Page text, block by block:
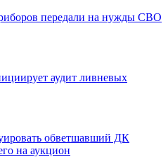
передали на нужды СВО
аудит ливневых
обветшавший ДК
на аукцион